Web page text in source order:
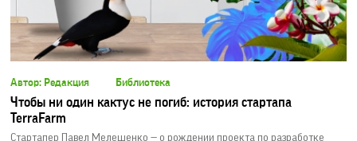
Автор: Редакция Библиотека
Чтобы ни один кактус не погиб: история стартапа
TerraFarm
Стартапер Павел Мелешенко — о рождении проекта по разработке